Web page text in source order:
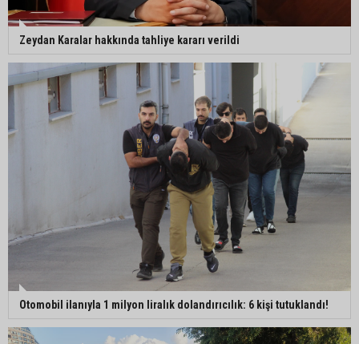
Zeydan Karalar hakkında tahliye kararı verildi
Otomobil ilanıyla 1 milyon liralık dolandırıcılık: 6 kişi tutuklandı!